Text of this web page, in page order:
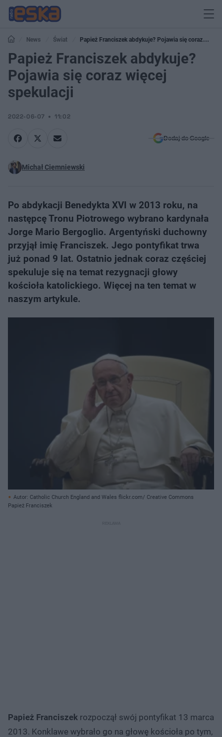
News Świat
Papież Franciszek abdykuje? Pojawia się coraz
więcej spekulacji
Papież Franciszek abdykuje?
Pojawia się coraz więcej
spekulacji
2022-06-07 11:02
Dodaj do Google
Michał Ciemniewski
Po abdykacji Benedykta XVI w 2013 roku, na
następcę Tronu Piotrowego wybrano kardynała
Jorge Mario Bergoglio. Argentyński duchowny
przyjął imię Franciszek. Jego pontyfikat trwa
już ponad 9 lat. Ostatnio jednak coraz częściej
spekuluje się na temat rezygnacji głowy
kościoła katolickiego. Więcej na ten temat w
naszym artykule.
Autor: Catholic Church England and Wales flickr.com/ Creative Commons
Papież Franciszek
Papież Franciszek rozpoczął swój pontyfikat 13 marca
2013. Konklawe wybrało go na głowę kościoła po tym,